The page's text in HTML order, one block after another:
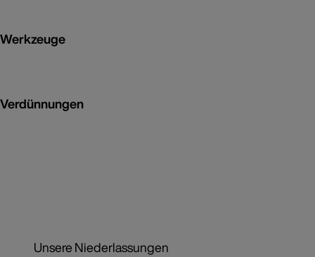
Werkzeuge
Verdünnungen
Unsere Niederlassungen